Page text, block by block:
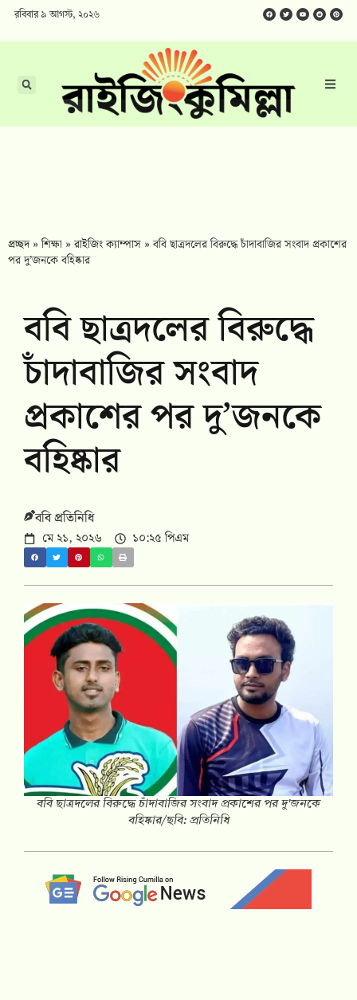
রবিবার ৯ আগস্ট, ২০২৬
প্রচ্ছদ»শিক্ষা »রাইজিং ক্যাম্পাস »‎ববি ছাত্রদলের বিরুদ্ধে চাঁদাবাজির সংবাদ প্রকাশের
পর দু’জনকে বহিষ্কার
‎ববি ছাত্রদলের বিরুদ্ধে
চাঁদাবাজির সংবাদ
প্রকাশের পর দু’জনকে
বহিষ্কার
ববি প্রতিনিধি
মে ২১, ২০২৬ ১০:২৫ পিএম
‎ববি ছাত্রদলের বিরুদ্ধে চাঁদাবাজির সংবাদ প্রকাশের পর দু'জনকে
বহিষ্কার/ছবি: প্রতিনিধি